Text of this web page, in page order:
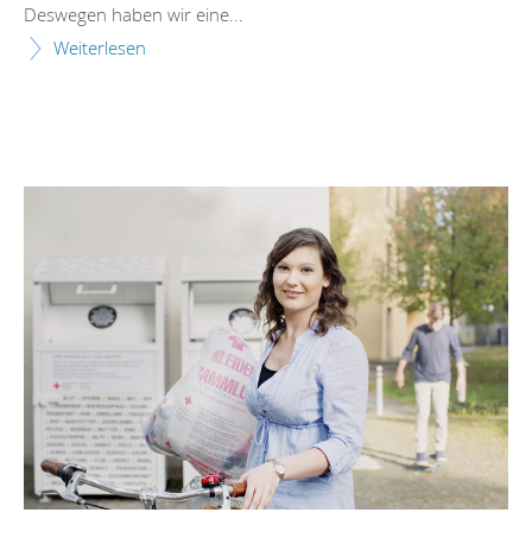
Deswegen haben wir eine...
Weiterlesen